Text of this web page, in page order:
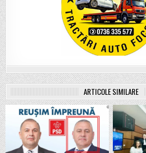
ARTICOLE SIMILARE